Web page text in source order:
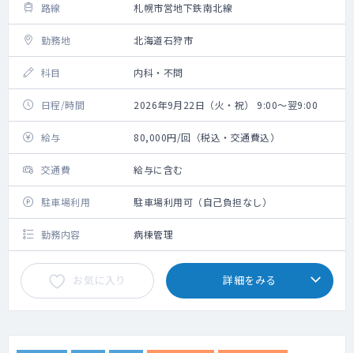
路線 札幌市営地下鉄南北線
勤務地 北海道石狩市
科目 内科・不問
日程/時間 2026年9月22日（火・祝） 9:00～翌9:00
給与 80,000円/回（税込・交通費込）
交通費 給与に含む
駐車場利用 駐車場利用可（自己負担なし）
勤務内容 病棟管理
お気に入り 詳細をみる